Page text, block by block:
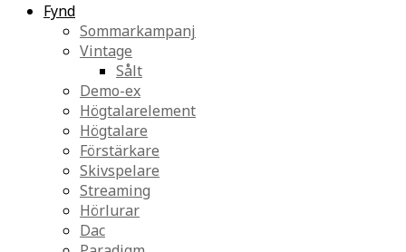
Fynd
Sommarkampanj
Vintage
Sålt
Demo-ex
Högtalarelement
Högtalare
Förstärkare
Skivspelare
Streaming
Hörlurar
Dac